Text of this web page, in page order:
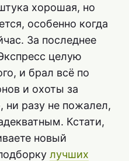
хорошая, но
особенно когда
За последнее
целую
и брал всё по
и охоты за
ни разу не пожалел,
Кстати,
новый
лучших